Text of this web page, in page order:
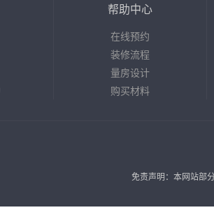
帮助中心
在线预约
装修流程
量房设计
购买材料
免责声明：本网站部